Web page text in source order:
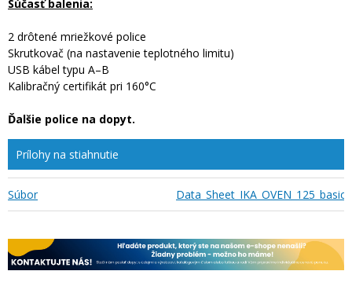
Súčasť balenia:
2 drôtené mriežkové police
Skrutkovač (na nastavenie teplotného limitu)
USB kábel typu A–B
Kalibračný certifikát pri 160°C
Ďalšie police na dopyt.
Prílohy na stiahnutie
Súbor